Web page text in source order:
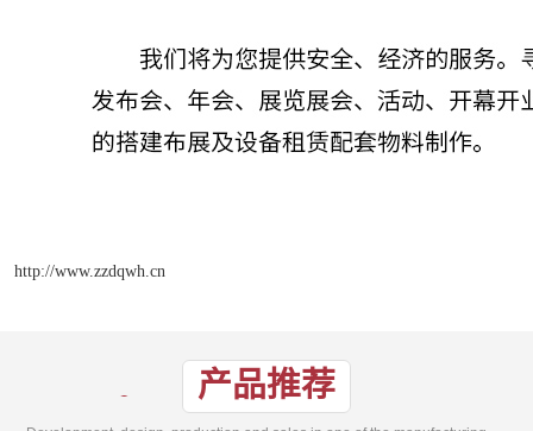
http://www.zzdqwh.cn
产品推荐